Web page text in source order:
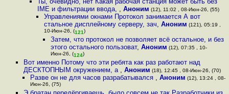
IME и фильтрации ввода, , Аноним (12), 11:02 , 08-Июн-26, (55)
Управлениями окнами Протокол занимается А вот
стальное дисплейному серверу, зач, Аноним (121), 05:19 ,
10-Июн-26, (121)
Затем, что протокол не позволяет всё остальное, и без
этого остального пользоват,Аноним (12), 07:35 , 10-
Июн-26, (124)
Вот именно Потому что эти ребята как раз работают над
ДЕСКТОПНЫМ окружением, а , Аноним (18), 12:45 , 08-Июн-26, (70)
Разве он не для часов разрабатывался ,Аноним (12), 13:24 , 08-
Июн-26, (75)